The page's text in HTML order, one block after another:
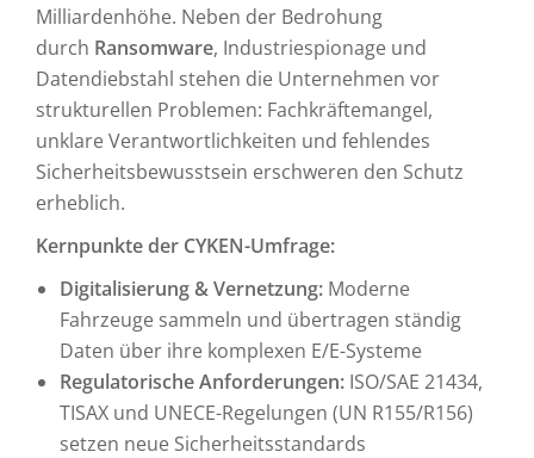
Milliardenhöhe. Neben der Bedrohung
durch Ransomware, Industriespionage und
Datendiebstahl stehen die Unternehmen vor
strukturellen Problemen: Fachkräftemangel,
unklare Verantwortlichkeiten und fehlendes
Sicherheitsbewusstsein erschweren den Schutz
erheblich.
Kernpunkte der CYKEN-Umfrage:
Digitalisierung & Vernetzung: Moderne
Fahrzeuge sammeln und übertragen ständig
Daten über ihre komplexen E/E-Systeme
Regulatorische Anforderungen: ISO/SAE 21434,
TISAX und UNECE-Regelungen (UN R155/R156)
setzen neue Sicherheitsstandards